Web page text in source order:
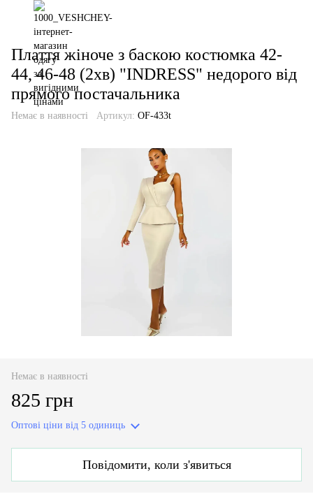
Плаття жіноче з баскою костюмка 42-
44, 46-48 (2хв) "INDRESS" недорого від
прямого постачальника
Немає в наявності Артикул: OF-433t
Немає в наявності
825 грн
Оптові ціни від 5 одиниць
Повідомити, коли з'явиться